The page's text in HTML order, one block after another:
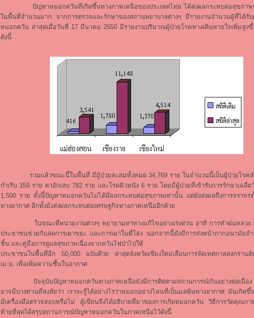
ปัญหาหมอกควันที่เกิดขึ้นทางภาคเหนือของประเทศไทย ได้ส่งผลกระทบต่อสุขภาพ
ในพื้นที่จำนวนมาก จากการตรวจและรักษาของสถานพยาบาลต่างๆ มีรายงานจำนวนผู้ที่ได้รั
หมอกควัน ล่าสุดเมื่อวันที่ 17 มีนาคม 2550 มีรายงานปริมาณผู้ป่วยโรคทางเดินหายใจเพิ่มสูง
ดังนี้
รวมแล้วขณะนี้ในพื้นที่ มีผู้ป่วยสะสมทั้งหมด 34,769 ราย ในจำนวนนี้เป็นผู้ป่วยโรคหั
กำเริบ 159 ราย ตาอักเสบ 782 ราย และโรคผิวหนัง 6 ราย โดยมีผู้ป่วยที่เข้ารับการรักษาเฉลี่
1,500 ราย ทั้งนี้ปัญหาหมอกควันไม่ได้มีผลกระทบต่อสุขภาพเท่านั้น แต่ยังส่งผลถึงการจราจร
ทางอากาศ อีกทั้งยังส่งผลกระทบต่อเศรษฐกิจทางภาคเหนืออีกด้วย
ในขณะที่หน่วยงานต่างๆ พยายามหาทางแก้ไขอย่างเร่งด่วน อาทิ การทำฝนหลวง
ประชาชนช่วยกันลดการเผาขยะ และการเผาในที่โล่ง นอกจากนี้ยังมีการส่งหน้ากากอนามัยจ
ชิ้น และคู่มือการดูแลสุขภาพเนื่องจากควันไฟป่าไปให้
ประชาชนในพื้นที่อีก 50,000 ฉบับด้วย ล่าสุดจังหวัดเชียงใหม่เลื่อนการจัดเทศกาลสงกราน
เม.ย. เพื่อเพิ่มความชื้นในอากาศ
ปัจจุบันปัญหาหมอกควันทางภาคเหนือยังมีการติดตามสถานการณ์กันอย่างต่อเนื่อง
อาจมีบางท่านที่สงสัยว่า เราจะรู้ได้อย่างไรว่าหมอกอย่างไหนที่เป็นมลพิษทางอากาศ มันเกิดขึ้
มีเครื่องมือตรวจสอบหรือไม่ ผู้เขียนจึงได้อธิบายที่มาของการเกิดหมอกควัน วิธีการวัดคุณภ
ท้ายที่สุดได้สรุปสถานการณ์ปัญหาหมอกควันในภาคเหนือไว้ดังนี้